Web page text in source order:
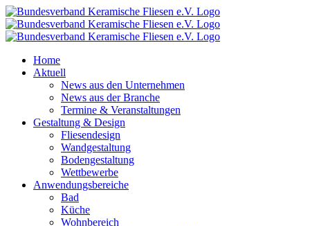
Zum
Inhalt
springen
Home
Aktuell
News aus den Unternehmen
News aus der Branche
Termine & Veranstaltungen
Gestaltung & Design
Fliesendesign
Wandgestaltung
Bodengestaltung
Wettbewerbe
Anwendungsbereiche
Bad
Küche
Wohnbereich